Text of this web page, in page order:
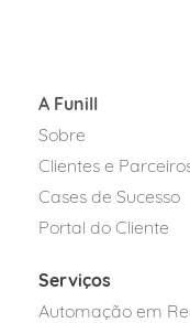
A Funill
Sobre
Clientes e
Cases de Sucesso
Portal do Cliente
Serviços
Automação em